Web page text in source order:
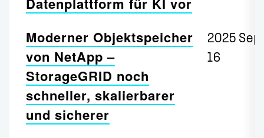
Moderner Objektspeicher
von NetApp –
StorageGRID noch
schneller, skalierbarer
und sicherer
2025 Sep
16